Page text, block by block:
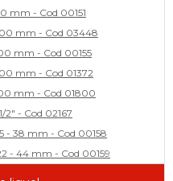
mm - Cod 00151
mm - Cod 03448
mm - Cod 00155
mm - Cod 01372
mm - Cod 01800
2" - Cod 02167
- 38 mm - Cod 00158
- 44 mm - Cod 00159
- Cod 02585